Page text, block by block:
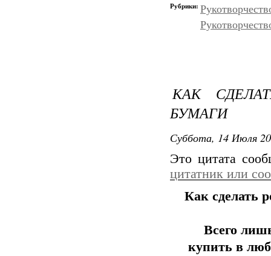
Рубрики:
КАК
БУМАГИ
Суббота, 14 Июля
Это цитата
цитатник или
Как сделать
Всего
купить в